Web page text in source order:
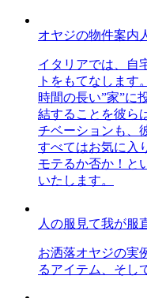
オヤジの物件案内
イタリアでは、自
トをもてなします
時間の長い”家”に
結することを彼ら
チベーションも、
すべてはお気に入
モテるか否か！と
いたします。
人の服見て我が服
お洒落オヤジの実
るアイテム、そし